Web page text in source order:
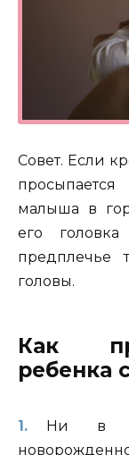
Совет. Если
малыша в
его
предплечье
головы.
Как
ребенка
Ни в